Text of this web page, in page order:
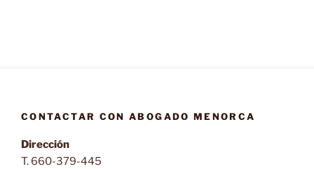
CONTACTAR CON ABOGADO MENORCA
Dirección
T. 660-379-445